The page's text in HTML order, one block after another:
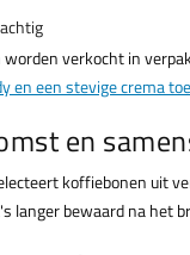
worden verkocht in
en een stevige crema toe
en
koffiebonen uit
langer bewaard na het